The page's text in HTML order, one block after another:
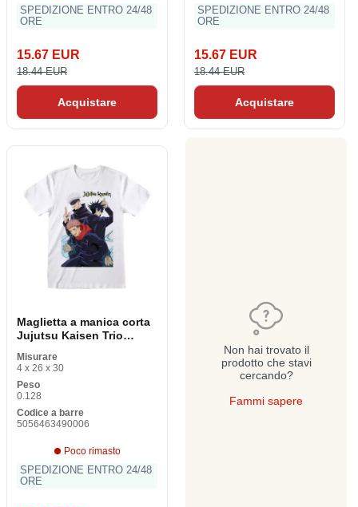
SPEDIZIONE ENTRO 24/48
ORE
15.67 EUR
18.44 EUR
Acquistare
SPEDIZIONE ENTRO 24/48
ORE
15.67 EUR
18.44 EUR
Acquistare
Maglietta a manica corta
Jujutsu Kaisen Trio
Misurare
4 x 26 x 30
Peso
0.128
Codice a barre
5056463490006
Poco rimasto
SPEDIZIONE ENTRO 24/48
ORE
Non hai trovato il
prodotto che stavi
cercando?
Fammi sapere